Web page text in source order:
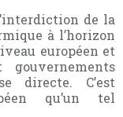
de la
à l’horizon
européen et
directe. C’est
qu’un tel